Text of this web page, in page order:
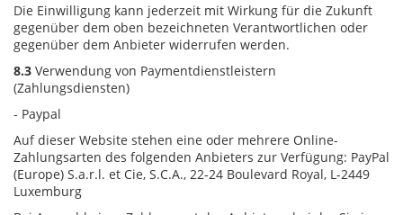
Die Einwilligung kann jederzeit mit Wirkung für die Zukunft
gegenüber dem oben bezeichneten Verantwortlichen oder
gegenüber dem Anbieter widerrufen werden.
8.3 Verwendung von Paymentdienstleistern
(Zahlungsdiensten)
- Paypal
Auf dieser Website stehen eine oder mehrere Online-
Zahlungsarten des folgenden Anbieters zur Verfügung: PayPal
(Europe) S.a.r.l. et Cie, S.C.A., 22-24 Boulevard Royal, L-2449
Luxemburg